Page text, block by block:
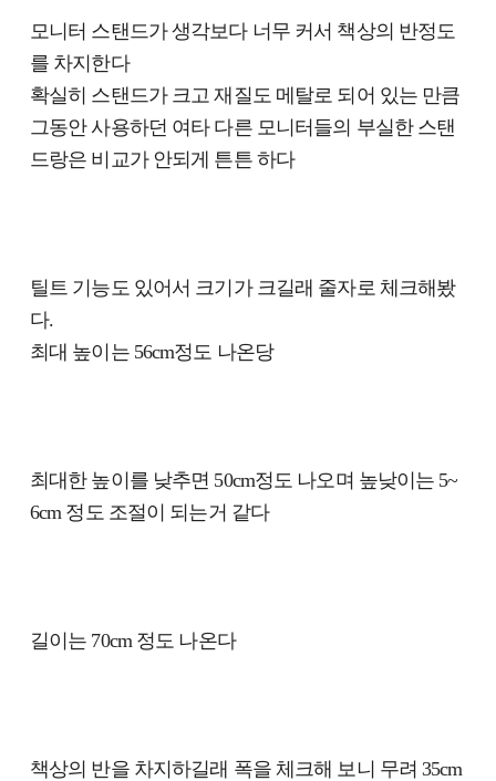
모니터 스탠드가 생각보다 너무 커서 책상의 반정도
를 차지한다
확실히 스탠드가 크고 재질도 메탈로 되어 있는 만큼
그동안 사용하던 여타 다른 모니터들의 부실한 스탠
드랑은 비교가 안되게 튼튼 하다
틸트 기능도 있어서 크기가 크길래 줄자로 체크해봤
다.
최대 높이는 56cm정도 나온당
최대한 높이를 낮추면 50cm정도 나오며 높낮이는 5~
6cm 정도 조절이 되는거 같다
길이는 70cm 정도 나온다
책상의 반을 차지하길래 폭을 체크해 보니 무려 35cm